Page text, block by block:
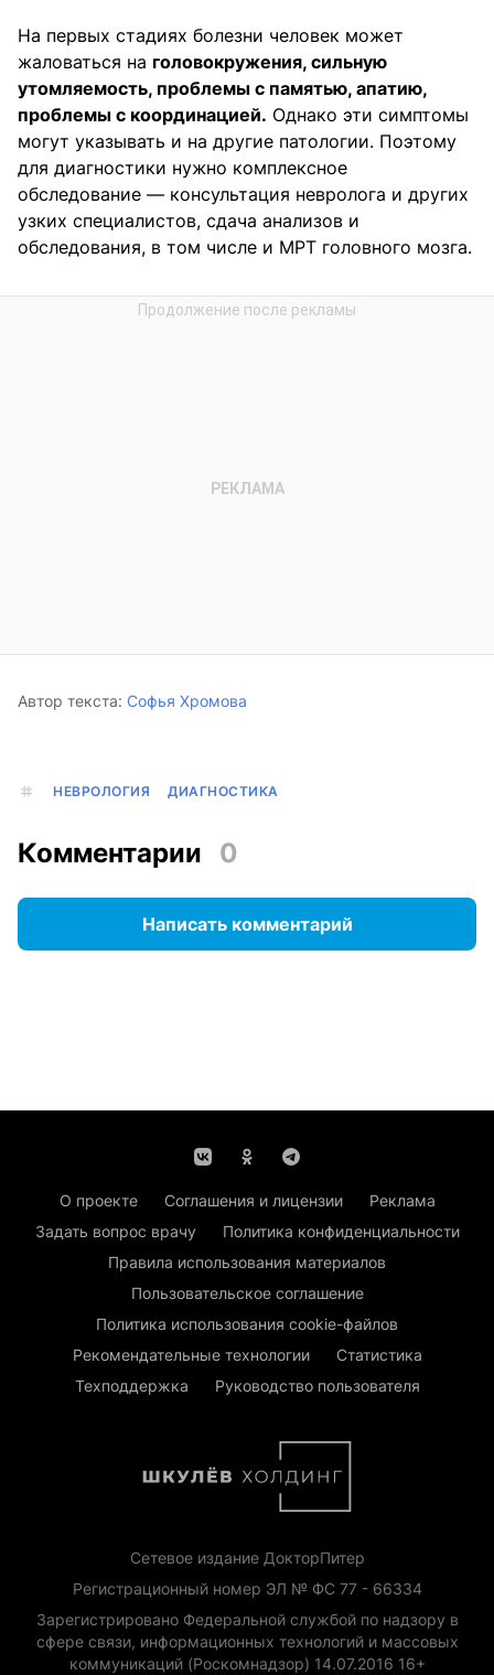
На первых стадиях болезни человек может
жаловаться на головокружения, сильную
утомляемость, проблемы с памятью, апатию,
проблемы с координацией. Однако эти симптомы
могут указывать и на другие патологии. Поэтому
для диагностики нужно комплексное
обследование — консультация невролога и других
узких специалистов, сдача анализов и
обследования, в том числе и МРТ головного мозга.
Автор текста: Софья Хромова
НЕВРОЛОГИЯ ДИАГНОСТИКА
Комментарии 0
Написать комментарий
О проекте Соглашения и лицензии
Реклама
Задать вопрос врачу
Политика конфиденциальности
Правила использования материалов
Пользовательское соглашение
Политика использования cookie-файлов
Рекомендательные технологии
Статистика
Техподдержка
Руководство пользователя
Сетевое издание ДокторПитер
Регистрационный номер ЭЛ № ФС 77 - 66334
Зарегистрировано Федеральной службой по надзору в
сфере связи, информационных технологий и массовых
коммуникаций (Роскомнадзор) 14.07.2016 16+